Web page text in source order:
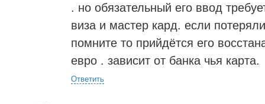
. но обязательный его ввод
виза и мастер кард. если
помните то прийдётся его
евро . зависит от банка чья карта.
Ответить